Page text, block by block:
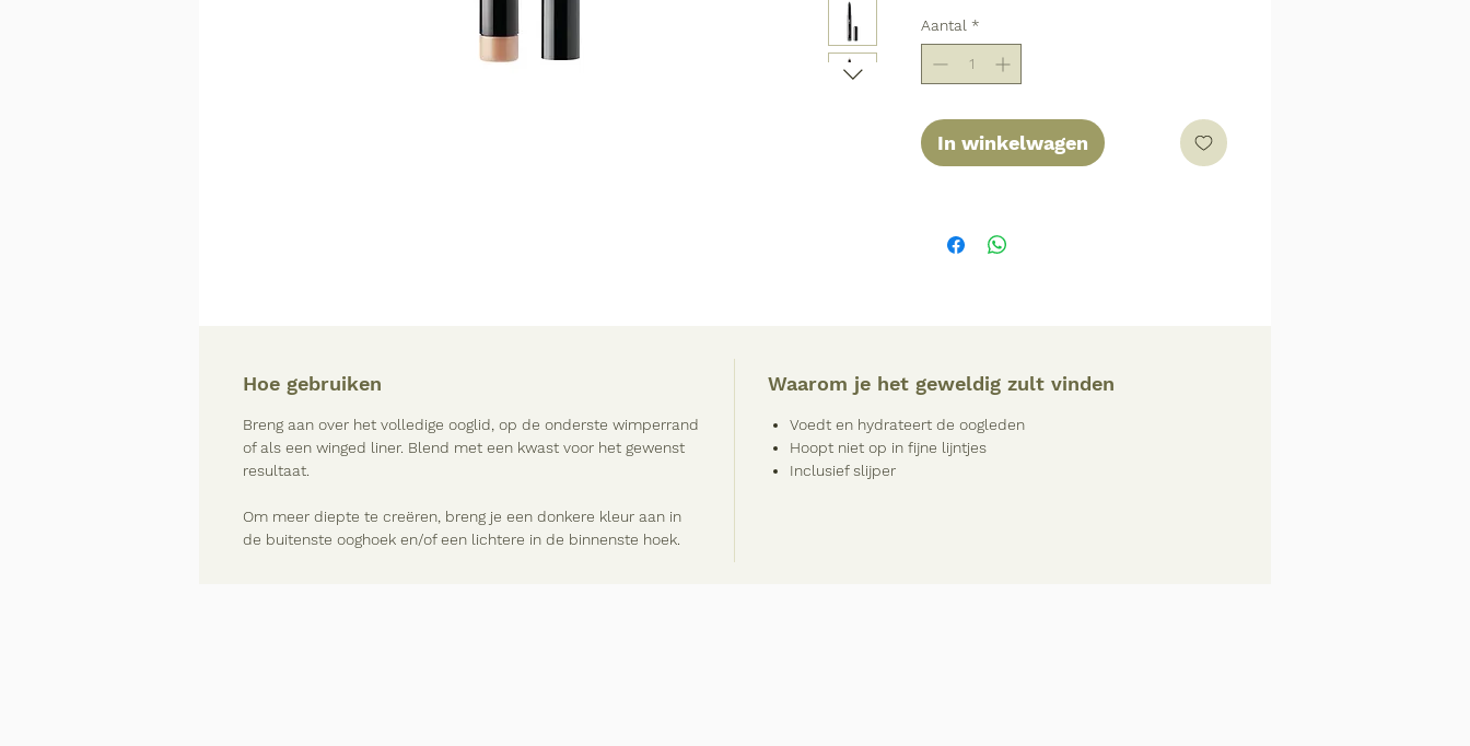
Aantal *
In winkelwagen
Hoe gebruiken
Breng aan over het volledige ooglid, op de onderste wimperrand
of als een winged liner. Blend met een kwast voor het gewenst
resultaat.
Om meer diepte te creëren, breng je een donkere kleur aan in
de buitenste ooghoek en/of een lichtere in de binnenste hoek.
Waarom je het geweldig zult vinden
Voedt en hydrateert de oogleden
Hoopt niet op in fijne lijntjes
Inclusief slijper